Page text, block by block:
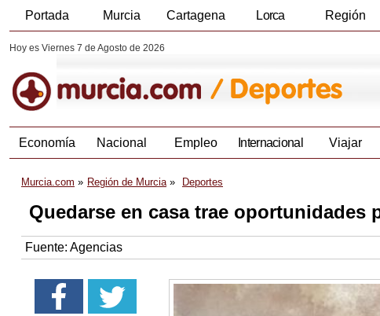
Portada Murcia Cartagena Lorca Región
Hoy es Viernes 7 de Agosto de 2026
Economía Nacional Empleo Internacional Viajar
Murcia.com Región de Murcia Deportes
Quedarse en casa trae
Fuente: Agencias